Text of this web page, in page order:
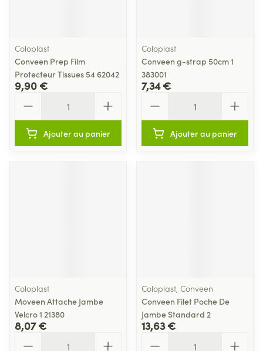
Coloplast
Conveen Prep Film
Protecteur Tissues 54 62042
9,90 €
Ajouter au panier
Coloplast
Conveen g-strap 50cm 1
383001
7,34 €
Ajouter au panier
Coloplast
Moveen Attache Jambe
Velcro 1 21380
8,07 €
Coloplast, Conveen
Conveen Filet Poche De
Jambe Standard 2
13,63 €